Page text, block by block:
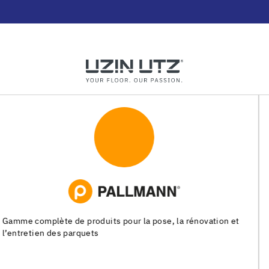
Systèmes de pose pour les chapes, les revêtements de sols
souples et les parquets